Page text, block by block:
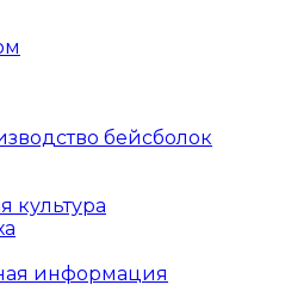
бейсболок
культура
информация